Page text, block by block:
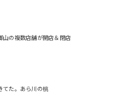
山の複数店舗が開店＆閉店
てた。あら川の桃